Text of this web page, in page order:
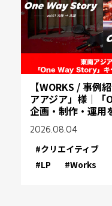
【WORKS / 事例
アアジア」様｜
企画・制作・運用
2026.08.04
#クリエイティブ
#LP
#Works